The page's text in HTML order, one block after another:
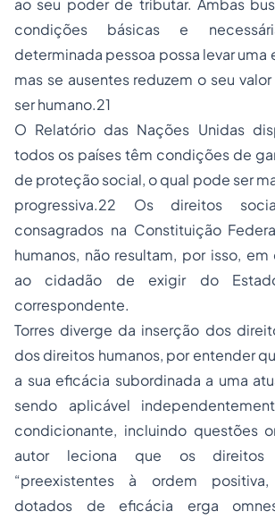
ao seu poder de tributar. Ambas
condições básicas e
determinada pessoa possa levar uma
mas se ausentes reduzem o seu
ser humano.21
O Relatório das Nações Unidas
todos os países têm condições de
de proteção social, o qual pode ser
progressiva.22 Os direitos
consagrados na Constituição
humanos, não resultam, por isso,
ao cidadão de exigir do
correspondente.
Torres diverge da inserção dos
dos direitos humanos, por entender
a sua eficácia subordinada a uma
sendo aplicável
condicionante, incluindo questões
autor leciona que os direitos
“preexistentes à ordem positiva,
dotados de eficácia erga